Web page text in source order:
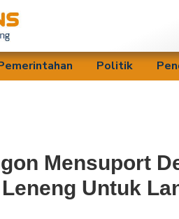
Politik
Mensuport
Untuk